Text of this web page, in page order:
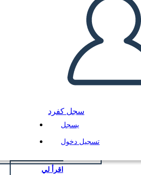
سجل كفرد
يسجل
تسجيل دخول
قالب تويست
انسخ هذه القصة المصورة
اقرأ لي